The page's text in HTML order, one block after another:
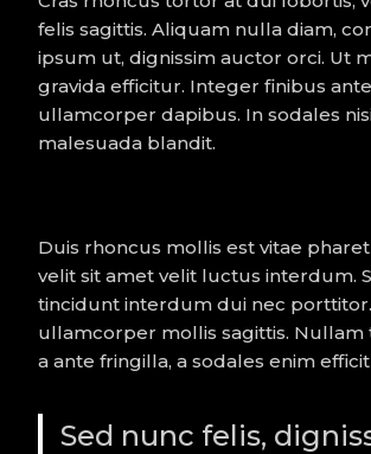
felis sagittis. Aliquam nulla diam,
ipsum ut, dignissim auctor orci. Ut
gravida efficitur. Integer finibus
ullamcorper dapibus. In sodales
malesuada blandit.
Duis rhoncus mollis est vitae
velit sit amet velit luctus interdum.
tincidunt interdum dui nec
ullamcorper mollis sagittis. Nullam
a ante fringilla, a sodales enim
Sed nunc felis,